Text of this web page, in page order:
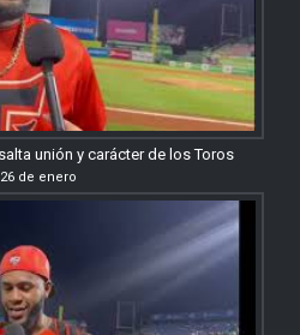
unión y carácter de los Toros
de enero